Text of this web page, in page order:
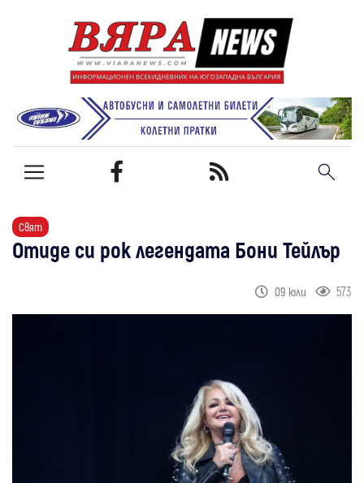
Свят
Отиде си рок легендата Бони Тейлър
09 юли 573